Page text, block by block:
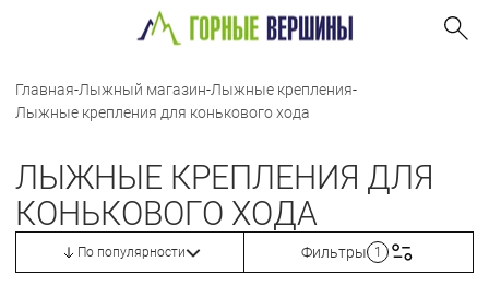
Главная-Лыжный магазин-Лыжные крепления-
Лыжные крепления для конькового хода
ЛЫЖНЫЕ КРЕПЛЕНИЯ ДЛЯ
КОНЬКОВОГО ХОДА
По популярности Фильтры 1